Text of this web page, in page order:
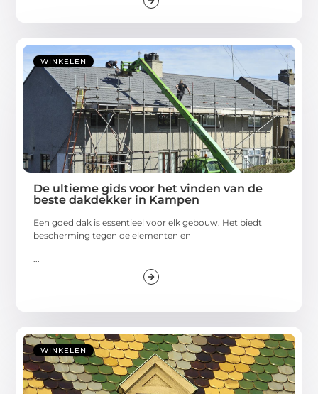
WINKELEN
De ultieme gids voor het vinden van de
beste dakdekker in Kampen
Een goed dak is essentieel voor elk gebouw. Het biedt
bescherming tegen de elementen en
WINKELEN